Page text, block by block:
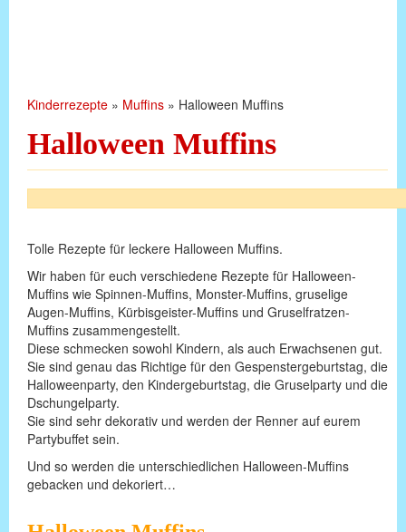
Kinderrezepte » Muffins » Halloween Muffins
Halloween Muffins
Tolle Rezepte für leckere Halloween Muffins.
Wir haben für euch verschiedene Rezepte für Halloween-
Muffins wie Spinnen-Muffins, Monster-Muffins, gruselige
Augen-Muffins, Kürbisgeister-Muffins und Gruselfratzen-
Muffins zusammengestellt.
Diese schmecken sowohl Kindern, als auch Erwachsenen gut.
Sie sind genau das Richtige für den Gespenstergeburtstag, die
Halloweenparty, den Kindergeburtstag, die Gruselparty und die
Dschungelparty.
Sie sind sehr dekorativ und werden der Renner auf eurem
Partybuffet sein.
Und so werden die unterschiedlichen Halloween-Muffins
gebacken und dekoriert…